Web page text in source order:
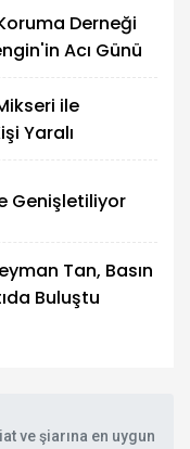
Derneği
Acı Günü
ile
Yaralı
Genişletiliyor
Tan, Basın
Buluştu
ve şiarına en uygun